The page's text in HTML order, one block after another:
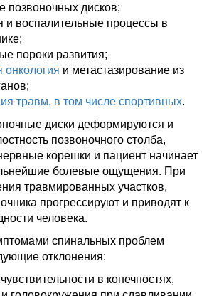
позвоночных дисков;
и воспалительные процессы в
пороки развития;
онкология и метастазирование из
травм, в том числе спортивных.
диски деформируются и
позвоночного столба,
корешки и пациент начинает
болевые ощущения. При
травмированных участков,
прогрессируют и приводят к
человека.
спинальных проблем
отклонения:
в конечностях,